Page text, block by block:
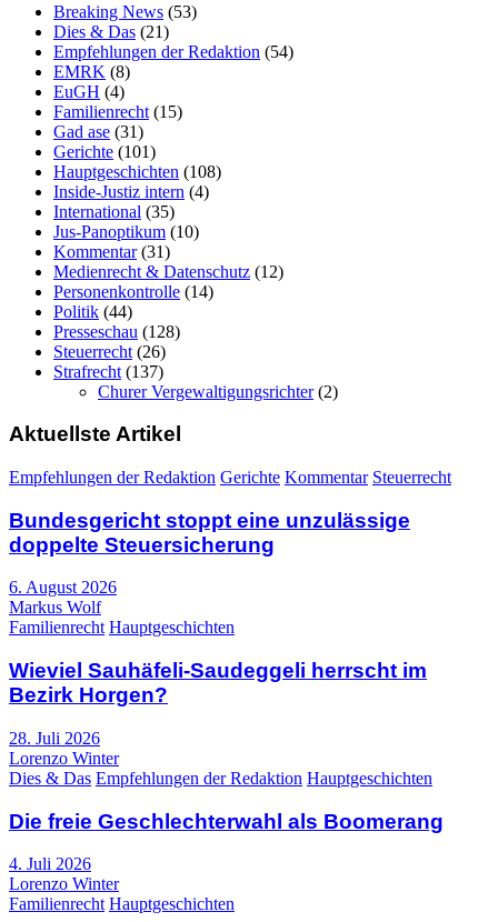
Breaking News (53)
Dies & Das (21)
Empfehlungen der Redaktion (54)
EMRK (8)
EuGH (4)
Familienrecht (15)
Gad ase (31)
Gerichte (101)
Hauptgeschichten (108)
Inside-Justiz intern (4)
International (35)
Jus-Panoptikum (10)
Kommentar(31)
Medienrecht & Datenschutz (12)
Personenkontrolle (14)
Politik (44)
Presseschau (128)
Steuerrecht (26)
Strafrecht (137)
Churer Vergewaltigungsrichter(2)
Aktuellste Artikel
Empfehlungen der Redaktion Gerichte Kommentar Steuerrecht
Bundesgericht stoppt eine unzulässige
doppelte Steuersicherung
6. August 2026
Markus Wolf
Familienrecht Hauptgeschichten
Wieviel Sauhäfeli-Saudeggeli herrscht im
Bezirk Horgen?
28. Juli 2026
Lorenzo Winter
Dies & Das Empfehlungen der Redaktion Hauptgeschichten
Die freie Geschlechterwahl als Boomerang
4. Juli 2026
Lorenzo Winter
Familienrecht Hauptgeschichten